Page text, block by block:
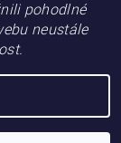
pohodlné
neustále